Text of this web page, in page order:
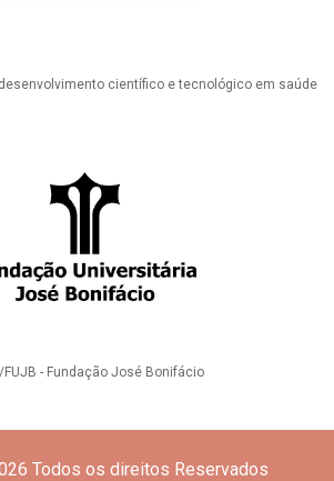
desenvolvimento científico e tecnológico em saúde
FUJB - Fundação José Bonifácio
Todos os direitos Reservados